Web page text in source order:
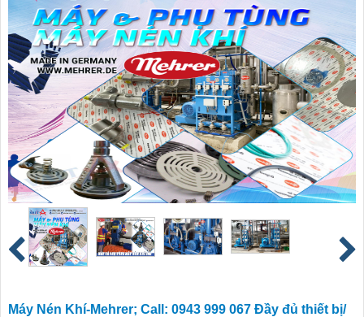
Máy Nén Khí-Mehrer; Call: 0943 999 067 Đầy đủ thiết bị/